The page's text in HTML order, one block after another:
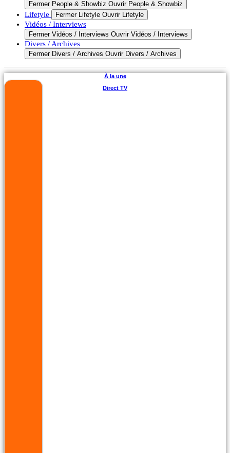
Fermer People & Showbiz Ouvrir People & Showbiz
Lifetyle Fermer Lifetyle Ouvrir Lifetyle
Vidéos / Interviews
Fermer Vidéos / Interviews Ouvrir Vidéos / Interviews
Divers / Archives
Fermer Divers / Archives Ouvrir Divers / Archives
À la une
Direct TV